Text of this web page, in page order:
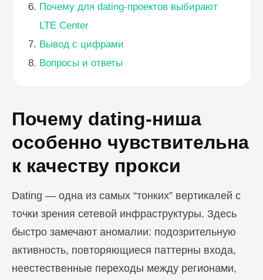
Почему для dating-проектов выбирают
LTE Center
Вывод с цифрами
Вопросы и ответы
Почему dating-ниша
особенно чувствительна
к качеству прокси
Dating — одна из самых “тонких” вертикалей с
точки зрения сетевой инфраструктуры. Здесь
быстро замечают аномалии: подозрительную
активность, повторяющиеся паттерны входа,
неестественные переходы между регионами,